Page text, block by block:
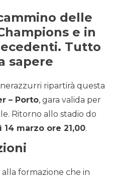
delle
e in
Tutto
sapere
ripartirà questa
– Porto, gara valida per
Ritorno allo stadio do
14 marzo ore 21,00.
formazione che in